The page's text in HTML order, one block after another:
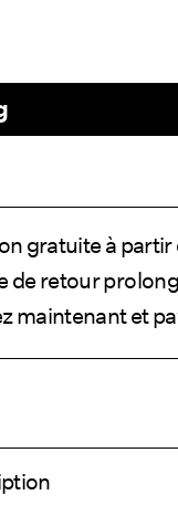
gratuite à
de retour
maintenant et